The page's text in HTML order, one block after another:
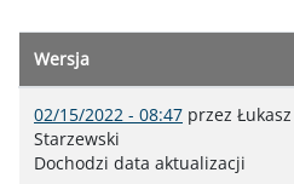
Wersja
02/15/2022 - 08:47 przez Łukasz
Starzewski
Dochodzi data aktualizacji